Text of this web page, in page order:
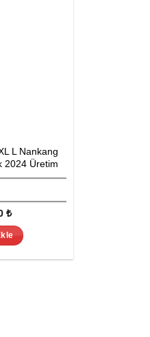
L Nankang
2024 Üretim
₺